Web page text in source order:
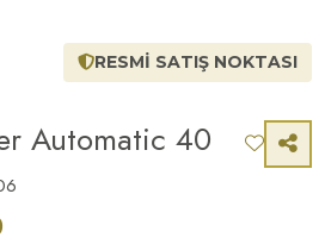
RESMİ SATIŞ NOKTASI
Automatic 40